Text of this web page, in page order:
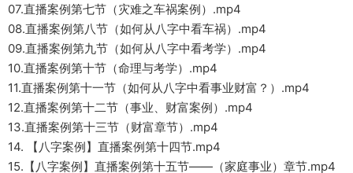
07.直播案例第七节（灾难之车祸案例）.mp4
08.直播案例第八节（如何从八字中看车祸）.mp4
09.直播案例第九节（如何从八字中看考学）.mp4
10.直播案例第十节（命理与考学）.mp4
11.直播案例第十一节（如何从八字中看事业财富？）.mp4
12.直播案例第十二节（事业、财富案例）.mp4
13.直播案例第十三节（财富章节）.mp4
14. 【八字案例】直播案例第十四节.mp4
15.【八字案例】直播案例第十五节——（家庭事业）章节.mp4